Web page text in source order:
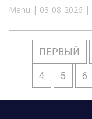
Menu | 03-08-2026 |
ПЕРВЫЙ
4 5 6